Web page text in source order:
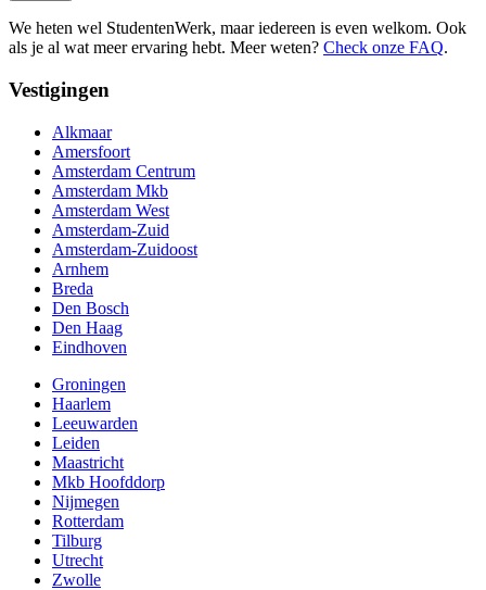
We heten wel StudentenWerk, maar iedereen is even welkom. Ook
als je al wat meer ervaring hebt. Meer weten? Check onze FAQ.
Vestigingen
Alkmaar
Amersfoort
Amsterdam Centrum
Amsterdam Mkb
Amsterdam West
Amsterdam-Zuid
Amsterdam-Zuidoost
Arnhem
Breda
Den Bosch
Den Haag
Eindhoven
Groningen
Haarlem
Leeuwarden
Leiden
Maastricht
Mkb Hoofddorp
Nijmegen
Rotterdam
Tilburg
Utrecht
Zwolle